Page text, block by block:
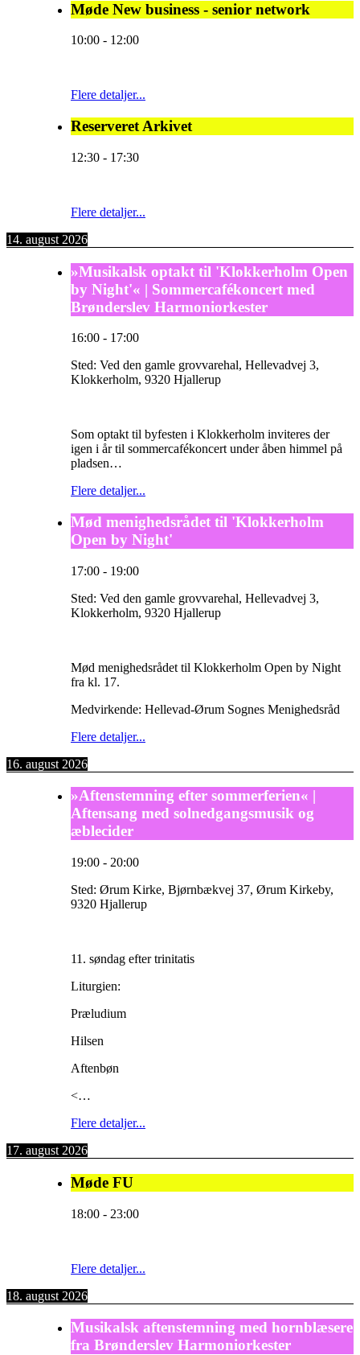
Møde New business - senior network
10:00 - 12:00
Flere detaljer...
Reserveret Arkivet
12:30 - 17:30
Flere detaljer...
14. august 2026
»Musikalsk optakt til 'Klokkerholm Open
by Night'« | Sommercafékoncert med
Brønderslev Harmoniorkester
16:00 - 17:00
Sted: Ved den gamle grovvarehal, Hellevadvej 3,
Klokkerholm, 9320 Hjallerup
Som optakt til byfesten i Klokkerholm inviteres der
igen i år til sommercafékoncert under åben himmel på
pladsen…
Flere detaljer...
Mød menighedsrådet til 'Klokkerholm
Open by Night'
17:00 - 19:00
Sted: Ved den gamle grovvarehal, Hellevadvej 3,
Klokkerholm, 9320 Hjallerup
Mød menighedsrådet til Klokkerholm Open by Night
fra kl. 17.
Medvirkende: Hellevad-Ørum Sognes Menighedsråd
Flere detaljer...
16. august 2026
»Aftenstemning efter sommerferien« |
Aftensang med solnedgangsmusik og
æblecider
19:00 - 20:00
Sted: Ørum Kirke, Bjørnbækvej 37, Ørum Kirkeby,
9320 Hjallerup
11. søndag efter trinitatis
Liturgien:
Præludium
Hilsen
Aftenbøn
<…
Flere detaljer...
17. august 2026
Møde FU
18:00 - 23:00
Flere detaljer...
18. august 2026
Musikalsk aftenstemning med hornblæsere
fra Brønderslev Harmoniorkester